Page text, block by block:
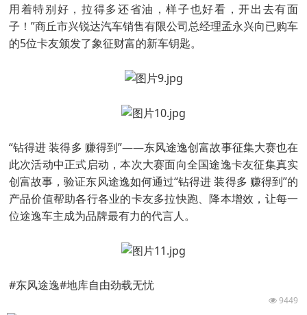
用着特别好，拉得多还省油，样子也好看，开出去有面
子！”商丘市兴锐达汽车销售有限公司总经理孟永兴向已购车
的5位卡友颁发了象征财富的新车钥匙。
“钻得进 装得多 赚得到”——东风途逸创富故事征集大赛也在
此次活动中正式启动，本次大赛面向全国途逸卡友征集真实
创富故事，验证东风途逸如何通过“钻得进 装得多 赚得到”的
产品价值帮助各行各业的卡友多拉快跑、降本增效，让每一
位途逸车主成为品牌最有力的代言人。
#东风途逸#地库自由劲载无忧
9449